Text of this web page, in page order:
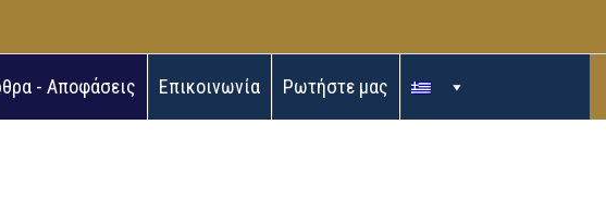
- Αποφάσεις Επικοινωνία Ρωτήστε μας